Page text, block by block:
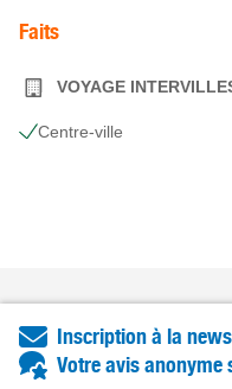
Faits
VOYAGE
Centre-ville
Inscription à la
Votre avis anonyme